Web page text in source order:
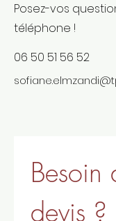
Posez-vos
téléphone !
06 50 51 56 52
Besoin
devis ?